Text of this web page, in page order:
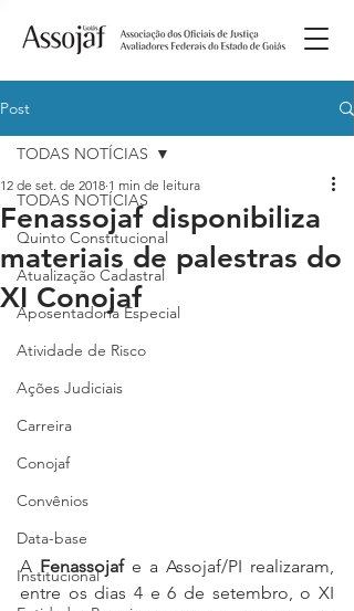
Post
TODAS NOTÍCIAS
Quinto Constitucional
Atualização Cadastral
Aposentadoria Especial
Atividade de Risco
Ações Judiciais
Carreira
Conojaf
Convênios
Data-base
Institucional
TODAS NOTÍCIAS
Fenassojaf disponibiliza
materiais de palestras do
XI Conojaf
12 de set. de 2018 1 min de leitura
A Fenassojaf e a Assojaf/PI realizaram,
entre os dias 4 e 6 de setembro, o XI